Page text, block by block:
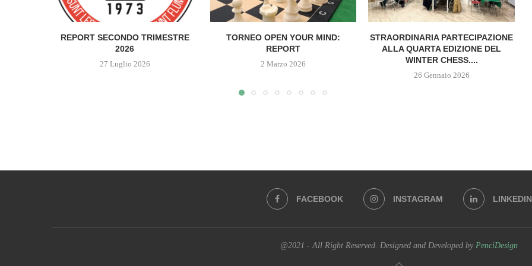
REPORT SECONDO TRIMESTRE
2026
27 Luglio 2026
TORNEO OPEN YOUR MIND:
REPORT
2 Marzo 2026
STRAORDINARIA PARTECIPAZIONE
ALLA QUARTA EDIZIONE DEL
WINTER CHESS....
26 Gennaio 2026
FACEBOOK INSTAGRAM LINKEDIN
@2021 - All Right Reserved. Designed and Developed by PenciDesign